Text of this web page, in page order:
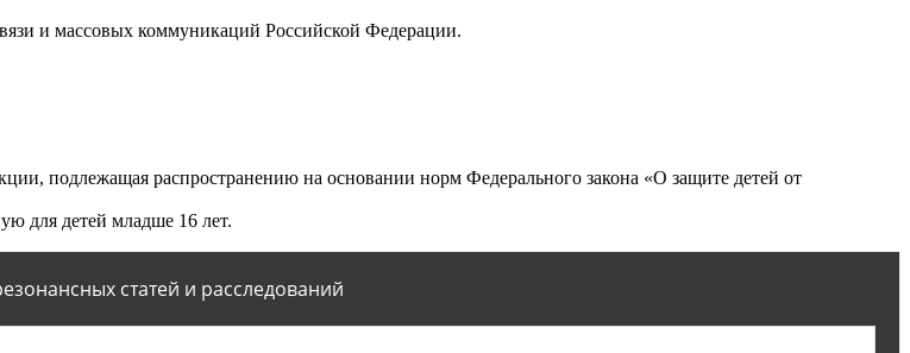
и массовых коммуникаций Российской Федерации.
подлежащая распространению на основании норм Федерального закона «О защите детей от
для детей младше 16 лет.
статей и расследований